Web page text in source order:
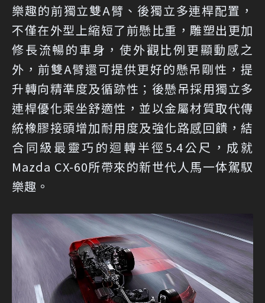
樂趣的前獨立雙A臂、後獨立多連桿配置，
不僅在外型上縮短了前懸比重，雕塑出更加
修長流暢的車身，使外觀比例更顯動感之
外，前雙A臂還可提供更好的懸吊剛性，提
升轉向精準度及循跡性；後懸吊採用獨立多
連桿優化乘坐舒適性，並以金屬材質取代傳
統橡膠接頭增加耐用度及強化路感回饋，結
合同級最靈巧的迴轉半徑5.4公尺，成就
Mazda CX-60所帶來的新世代人馬一体駕馭
樂趣。